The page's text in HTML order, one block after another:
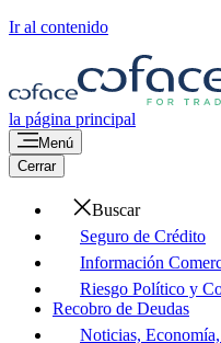
Ir al contenido
la página principal
Menú
Cerrar
Buscar
Seguro de Crédito
Información
Riesgo Político y
Recobro de Deudas
Noticias,